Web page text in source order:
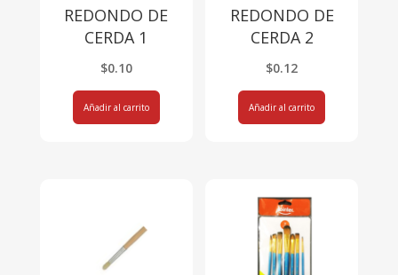
REDONDO DE
CERDA 1
$0.10
Añadir al carrito
REDONDO DE
CERDA 2
$0.12
Añadir al carrito